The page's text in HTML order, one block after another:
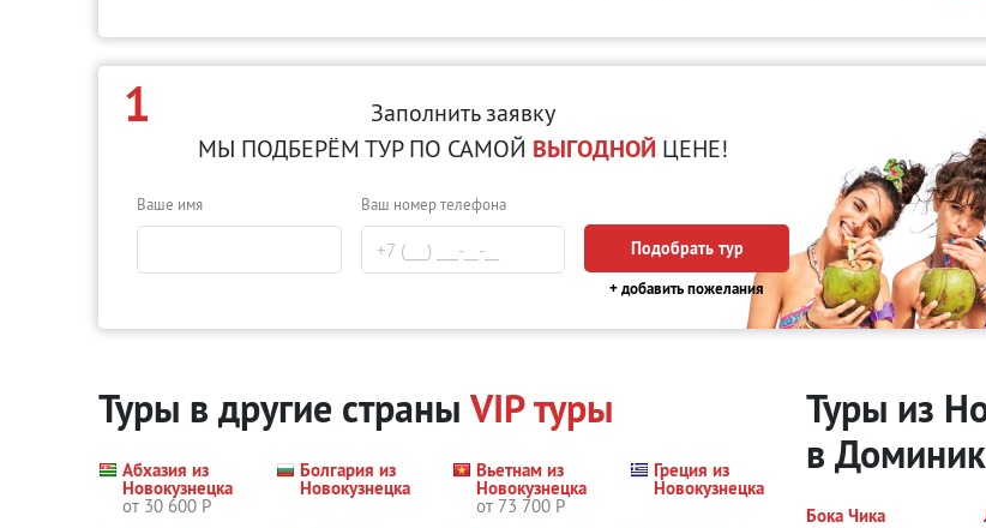
1
Заполнить заявку
МЫ ПОДБЕРЁМ ТУР ПО САМОЙ ВЫГОДНОЙ ЦЕНЕ!
Ваше имя Ваш номер телефона
Подобрать тур
+ добавить пожелания
Туры в другие страны VIP туры
Абхазия из
Новокузнецка
от 30 600 Р
Болгария из
Новокузнецка
Вьетнам из
Новокузнецка
от 73 700 Р
Греция из
Новокузнецка
Туры из
в
Бока Чика